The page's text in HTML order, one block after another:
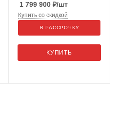
1 799 900 ₽/шт
КУПИТЬ
Купить со скидкой
В РАССРОЧКУ